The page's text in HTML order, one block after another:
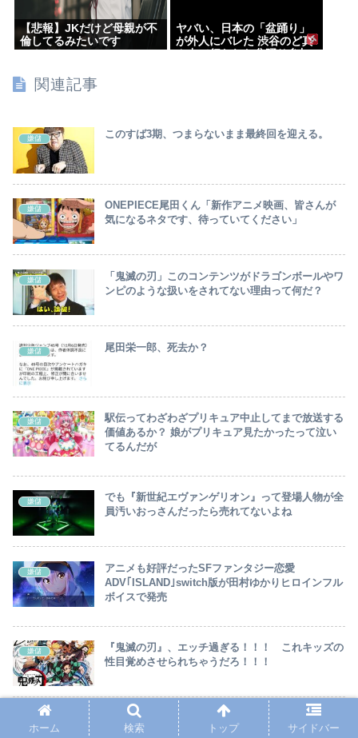
【悲報】JKだけど母親が不
倫してるみたいです
ヤバい、日本の「盆踊り」
が外人にバレた 渋谷のど真
関連記事
嫌儲 このすば3期、つまらないまま最終回を迎える。
嫌儲
ONEPIECE尾田くん「新作アニメ映画、皆さんが
気になるネタです、待っていてください」
嫌儲
「鬼滅の刃」このコンテンツがドラゴンボールやワ
ンピのような扱いをされてない理由って何だ？
嫌儲 尾田栄一郎、死去か？
嫌儲
駅伝ってわざわざプリキュア中止してまで放送する
価値あるか？ 娘がプリキュア見たかったって泣い
てるんだが
嫌儲
でも『新世紀エヴァンゲリオン』って登場人物が全
員汚いおっさんだったら売れてないよね
嫌儲
アニメも好評だったSFファンタジー恋愛
ADV｢ISLAND｣switch版が田村ゆかりヒロインフル
ボイスで発売
嫌儲
『鬼滅の刃』、エッチ過ぎる！！！ これキッズの
性目覚めさせられちゃうだろ！！！
ガンダム見たけどハヤトはずっとガンタンク（RX-
75）だったが変なガンタンクがいっぱいあったのに
ホーム 検索 トップ サイドバー